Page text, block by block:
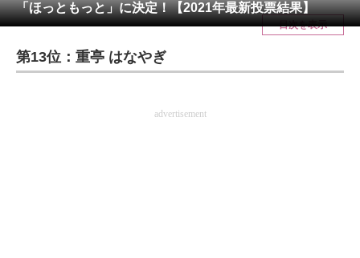
メディア
注目記事を集めた総合ページ
スマホと通信の最新トレンド
「ほっともっと」に決定！【2021年最新投票結果】
目次を表示
第13位：重亭 はなやぎ
advertisement